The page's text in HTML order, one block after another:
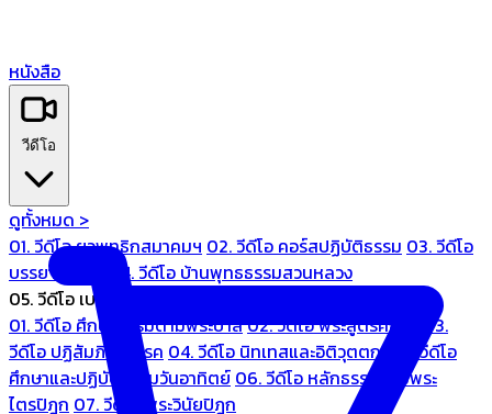
หนังสือ
วีดีโอ
ดูทั้งหมด >
01. วีดีโอ ยุวพุทธิกสมาคมฯ 02. วีดีโอ คอร์สปฏิบัติธรรม 03. วีดีโอ
บรรยายทั่วไป
04. วีดีโอ บ้านพุทธธรรมสวนหลวง
05. วีดีโอ เบนซ์ทองหล่อ
01. วีดีโอ ศึกษาธรรมตามพระบาลี02. วีดีโอ พระสูตรศึกษา
03.
วีดีโอ ปฏิสัมภิทามรรค 04. วีดีโอ นิทเทสและอิติวุตตกะ
05. วีดีโอ
ศึกษาและปฏิบัติธรรมวันอาทิตย์ 06. วีดีโอ หลักธรรมตามพระ
ไตรปิฎก 07. วีดีโอ พระวินัยปิฎก